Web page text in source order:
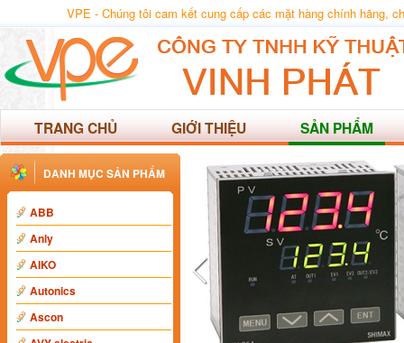
VPE - Chúng tôi cam kết cung cấp các mặt hàng chính hãng,
TRANG CHỦ GIỚI THIỆU SẢN PHẨM
DANH MỤC SẢN PHẨM
ABB
Anly
AIKO
Autonics
Ascon